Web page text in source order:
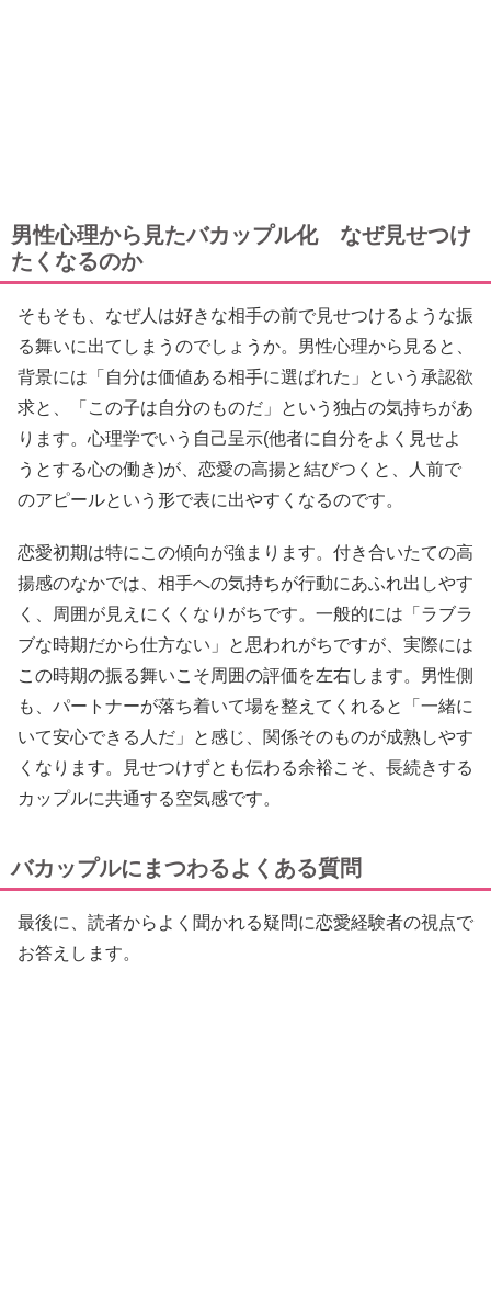
男性心理から見たバカップル化 なぜ見せつけ
たくなるのか
そもそも、なぜ人は好きな相手の前で見せつけるような振
る舞いに出てしまうのでしょうか。男性心理から見ると、
背景には「自分は価値ある相手に選ばれた」という承認欲
求と、「この子は自分のものだ」という独占の気持ちがあ
ります。心理学でいう自己呈示(他者に自分をよく見せよ
うとする心の働き)が、恋愛の高揚と結びつくと、人前で
のアピールという形で表に出やすくなるのです。
恋愛初期は特にこの傾向が強まります。付き合いたての高
揚感のなかでは、相手への気持ちが行動にあふれ出しやす
く、周囲が見えにくくなりがちです。一般的には「ラブラ
ブな時期だから仕方ない」と思われがちですが、実際には
この時期の振る舞いこそ周囲の評価を左右します。男性側
も、パートナーが落ち着いて場を整えてくれると「一緒に
いて安心できる人だ」と感じ、関係そのものが成熟しやす
くなります。見せつけずとも伝わる余裕こそ、長続きする
カップルに共通する空気感です。
バカップルにまつわるよくある質問
最後に、読者からよく聞かれる疑問に恋愛経験者の視点で
お答えします。